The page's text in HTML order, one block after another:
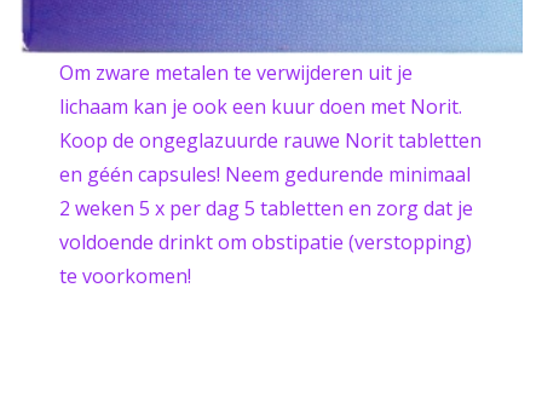
Om zware metalen te verwijderen uit je
lichaam kan je ook een kuur doen met Norit.
Koop de ongeglazuurde rauwe Norit tabletten
en géén capsules! Neem gedurende minimaal
2 weken 5 x per dag 5 tabletten en zorg dat je
voldoende drinkt om obstipatie (verstopping)
te voorkomen!